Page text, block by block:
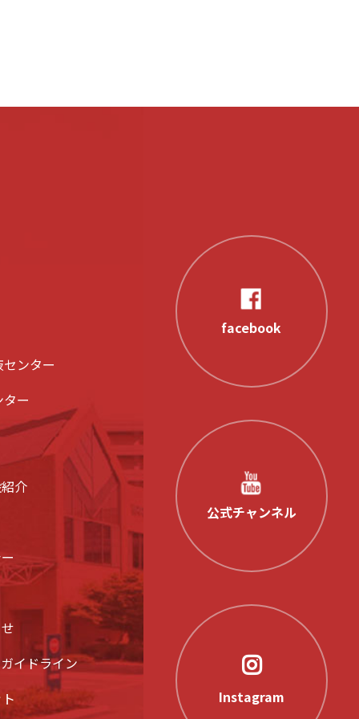
ンター
ー
介
イドライン
facebook
公式チャンネル
Instagram